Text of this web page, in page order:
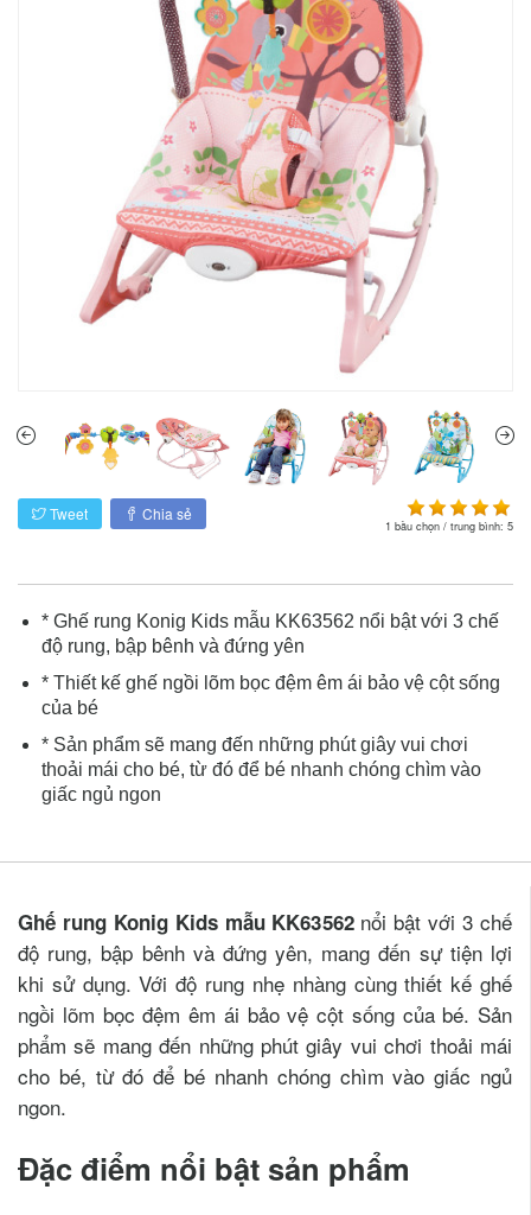
1 bầu chọn / trung bình: 5
Tweet Chia sẻ
* Ghế rung Konig Kids mẫu KK63562 nổi bật với 3 chế
độ rung, bập bênh và đứng yên
* Thiết kế ghế ngồi lõm bọc đệm êm ái bảo vệ cột sống
của bé
* Sản phẩm sẽ mang đến những phút giây vui chơi
thoải mái cho bé, từ đó để bé nhanh chóng chìm vào
giấc ngủ ngon
Ghế rung Konig Kids mẫu KK63562nổi bật với 3 chế
độ rung, bập bênh và đứng yên, mang đến sự tiện lợi
khi sử dụng. Với độ rung nhẹ nhàng cùng thiết kế ghế
ngồi lõm bọc đệm êm ái bảo vệ cột sống của bé. Sản
phẩm sẽ mang đến những phút giây vui chơi thoải mái
cho bé, từ đó để bé nhanh chóng chìm vào giấc ngủ
ngon.
Đặc điểm nổi bật sản phẩm